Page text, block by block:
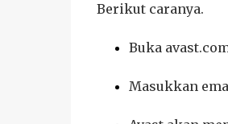
Berikut caranya.
Buka
Masukkan